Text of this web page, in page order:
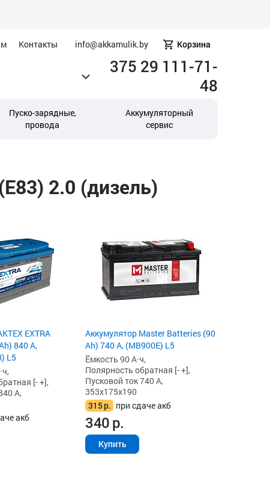
Контакты info@akkamulik.by Корзина
375 29 111-71-
48
Пуско-зарядные,
провода
Аккумуляторный
сервис
2.0 (дизель)
EXTRA
840 А,
L5
[- +],
А,
акб
Аккумулятор Master Batteries (90
Ah) 740 А, (MB900E) L5
Ёмкость 90 А·ч,
Полярность обратная [- +],
Пусковой ток 740 А,
353x175x190
315р. при сдаче акб
340р.
Купить